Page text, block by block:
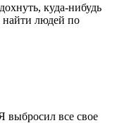
куда-нибудь
найти людей по
выбросил все свое